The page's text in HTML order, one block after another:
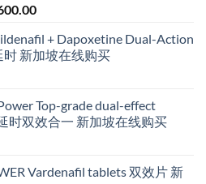
Price
S$160.00
through
+ Dapoxetine Dual-Action
时 新加坡在线购买
Top-grade dual-effect
时双效合一 新加坡在线购买
Vardenafil tablets 双效片 新